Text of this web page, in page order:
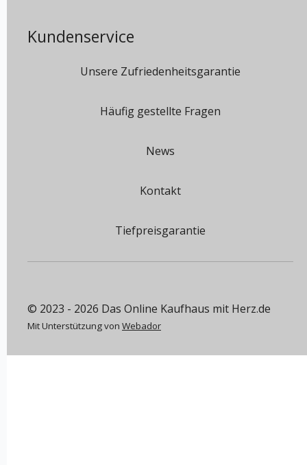
Kundenservice
Unsere Zufriedenheitsgarantie
Häufig gestellte Fragen
News
Kontakt
Tiefpreisgarantie
© 2023 - 2026 Das Online Kaufhaus mit Herz.de
Mit Unterstützung von Webador